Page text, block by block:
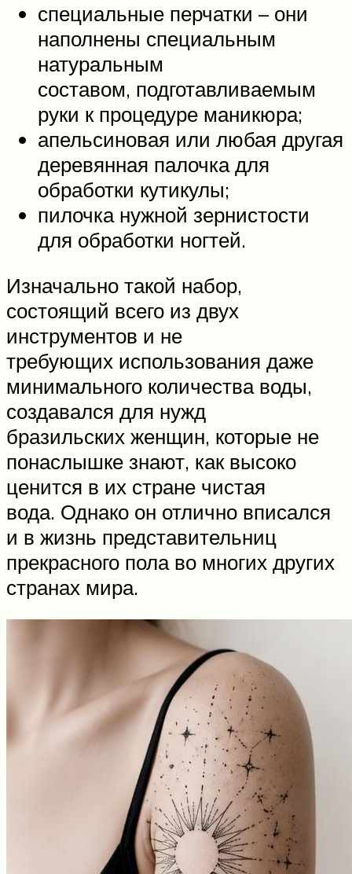
специальные перчатки – они
наполнены специальным
натуральным
составом, подготавливаемым
руки к процедуре маникюра;
апельсиновая или любая другая
деревянная палочка для
обработки кутикулы;
пилочка нужной зернистости
для обработки ногтей.
Изначально такой набор,
состоящий всего из двух
инструментов и не
требующих использования даже
минимального количества воды,
создавался для нужд
бразильских женщин, которые не
понаслышке знают, как высоко
ценится в их стране чистая
вода. Однако он отлично вписался
и в жизнь представительниц
прекрасного пола во многих других
странах мира.